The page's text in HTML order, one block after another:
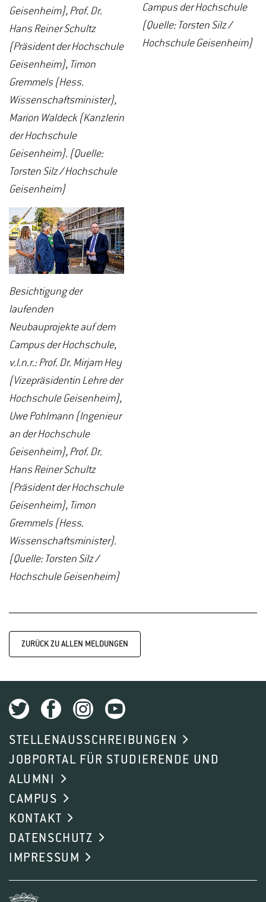
Geisenheim), Prof. Dr.
Hans Reiner Schultz
(Präsident der Hochschule
Geisenheim), Timon
Gremmels (Hess.
Wissenschaftsminister),
Marion Waldeck (Kanzlerin
der Hochschule
Geisenheim). (Quelle:
Torsten Silz / Hochschule
Geisenheim)
Campus der Hochschule
(Quelle: Torsten Silz /
Hochschule Geisenheim)
Besichtigung der
laufenden
Neubauprojekte auf dem
Campus der Hochschule,
v.l.n.r.: Prof. Dr. Mirjam Hey
(Vizepräsidentin Lehre der
Hochschule Geisenheim),
Uwe Pohlmann (Ingenieur
an der Hochschule
Geisenheim), Prof. Dr.
Hans Reiner Schultz
(Präsident der Hochschule
Geisenheim), Timon
Gremmels (Hess.
Wissenschaftsminister).
(Quelle: Torsten Silz /
Hochschule Geisenheim)
ZURÜCK ZU ALLEN MELDUNGEN
STELLENAUSSCHREIBUNGEN
JOBPORTAL FÜR STUDIERENDE UND
ALUMNI
CAMPUS
KONTAKT
DATENSCHUTZ
IMPRESSUM